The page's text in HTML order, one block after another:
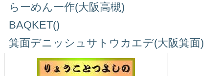
らーめん一作(大阪高槻)
BAQKET()
箕面デニッシュサトウカエデ(大阪箕面)